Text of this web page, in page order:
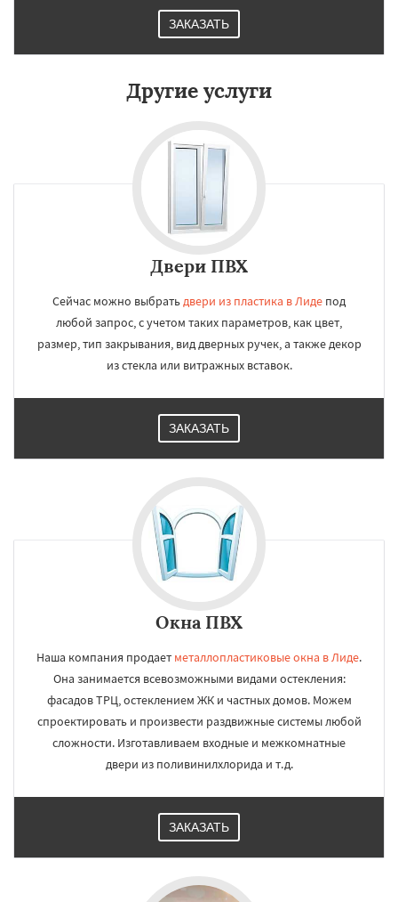
ЗАКАЗАТЬ
Другие услуги
Двери ПВХ
Сейчас можно выбратьдвери из пластика в Лиде под
любой запрос, с учетом таких параметров, как цвет,
размер, тип закрывания, вид дверных ручек, а также декор
из стекла или витражных вставок.
ЗАКАЗАТЬ
Окна ПВХ
Наша компания продает металлопластиковые окна в Лиде.
Она занимается всевозможными видами остекления:
фасадов ТРЦ, остеклением ЖК и частных домов. Можем
спроектировать и произвести раздвижные системы любой
сложности. Изготавливаем входные и межкомнатные
двери из поливинилхлорида и т.д.
ЗАКАЗАТЬ